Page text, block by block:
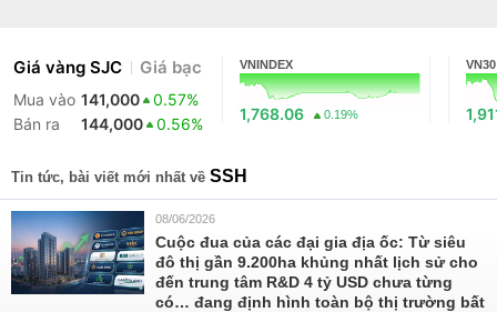
Giá vàng SJC Giá bạc
Mua vào 141,000
0.57%
Bán ra
144,000 0.56%
VNINDEX
1,768.06 0.19%
VN30
Tin tức, bài viết mới nhất về SSH
08/06/2026
Cuộc đua của các đại gia địa ốc: Từ siêu
đô thị gần 9.200ha khủng nhất lịch sử cho
đến trung tâm R&D 4 tỷ USD chưa từng
có… đang định hình toàn bộ thị trường bất